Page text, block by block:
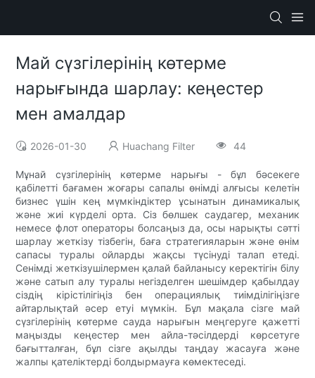
Май сүзгілерінің көтерме
нарығында шарлау: кеңестер
мен амалдар
2026-01-30 Huachang Filter 44
Мұнай сүзгілерінің көтерме нарығы - бұл бәсекеге
қабілетті бағамен жоғары сапалы өнімді алғысы келетін
бизнес үшін кең мүмкіндіктер ұсынатын динамикалық
және жиі күрделі орта. Сіз бөлшек саудагер, механик
немесе флот операторы болсаңыз да, осы нарықты сәтті
шарлау жеткізу тізбегін, баға стратегияларын және өнім
сапасы туралы ойларды жақсы түсінуді талап етеді.
Сенімді жеткізушілермен қалай байланысу керектігін білу
және сатып алу туралы негізделген шешімдер қабылдау
сіздің кірістілігіңіз бен операциялық тиімділігіңізге
айтарлықтай әсер етуі мүмкін. Бұл мақала сізге май
сүзгілерінің көтерме сауда нарығын меңгеруге қажетті
маңызды кеңестер мен айла-тәсілдерді көрсетуге
бағытталған, бұл сізге ақылды таңдау жасауға және
жалпы қателіктерді болдырмауға көмектеседі.